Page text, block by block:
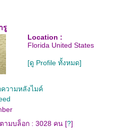
รู
Location :
Florida United States
[ดู Profile ทั้งหมด]
วามหลังไมค์
ามบล็อก : 3028 คน [?]